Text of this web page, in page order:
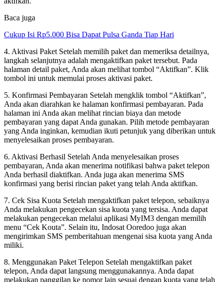
Baca juga
Cukup Isi Rp5.000 Bisa Dapat Pulsa Ganda Tiap Hari
4. Aktivasi Paket Setelah memilih paket dan memeriksa detailnya,
langkah selanjutnya adalah mengaktifkan paket tersebut. Pada
halaman detail paket, Anda akan melihat tombol “Aktifkan”. Klik
tombol ini untuk memulai proses aktivasi paket.
5. Konfirmasi Pembayaran Setelah mengklik tombol “Aktifkan”,
Anda akan diarahkan ke halaman konfirmasi pembayaran. Pada
halaman ini Anda akan melihat rincian biaya dan metode
pembayaran yang dapat Anda gunakan. Pilih metode pembayaran
yang Anda inginkan, kemudian ikuti petunjuk yang diberikan untuk
menyelesaikan proses pembayaran.
6. Aktivasi Berhasil Setelah Anda menyelesaikan proses
pembayaran, Anda akan menerima notifikasi bahwa paket telepon
Anda berhasil diaktifkan. Anda juga akan menerima SMS
konfirmasi yang berisi rincian paket yang telah Anda aktifkan.
7. Cek Sisa Kuota Setelah mengaktifkan paket telepon, sebaiknya
Anda melakukan pengecekan sisa kuota yang tersisa. Anda dapat
melakukan pengecekan melalui aplikasi MyIM3 dengan memilih
menu “Cek Kouta”. Selain itu, Indosat Ooredoo juga akan
mengirimkan SMS pemberitahuan mengenai sisa kuota yang Anda
miliki.
8. Menggunakan Paket Telepon Setelah mengaktifkan paket
telepon, Anda dapat langsung menggunakannya. Anda dapat
melakukan panggilan ke nomor lain sesuai dengan kuota yang telah